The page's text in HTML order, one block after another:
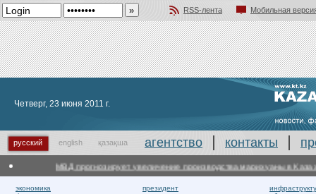
RSS-лента
Мобильная
Четверг, 23 июня 2011 г.
русский english қазақша агентство контакты
МВД прогнозирует увеличение производства марихуаны в
экономика
президент